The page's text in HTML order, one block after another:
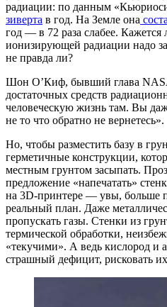
радиации: по данным
зиверта в год. На Земле она
год — в 72 раза слабее.
ионизирующей радиации надо
не правда ли?
Шон О’Киф, бывший глава
достаточных средств
человеческую жизнь там. Вы
не то что обратно не вернетесь».
Но, чтобы разместить базу в
герметичные конструкции,
местным грунтом засыпать.
предложение «напечатать»
на 3D-принтере — увы, больше
реальный план. Даже
пропускать газы. Стенки из
термической обработки,
«текучими». А ведь кислород и
страшный дефицит, рисковать